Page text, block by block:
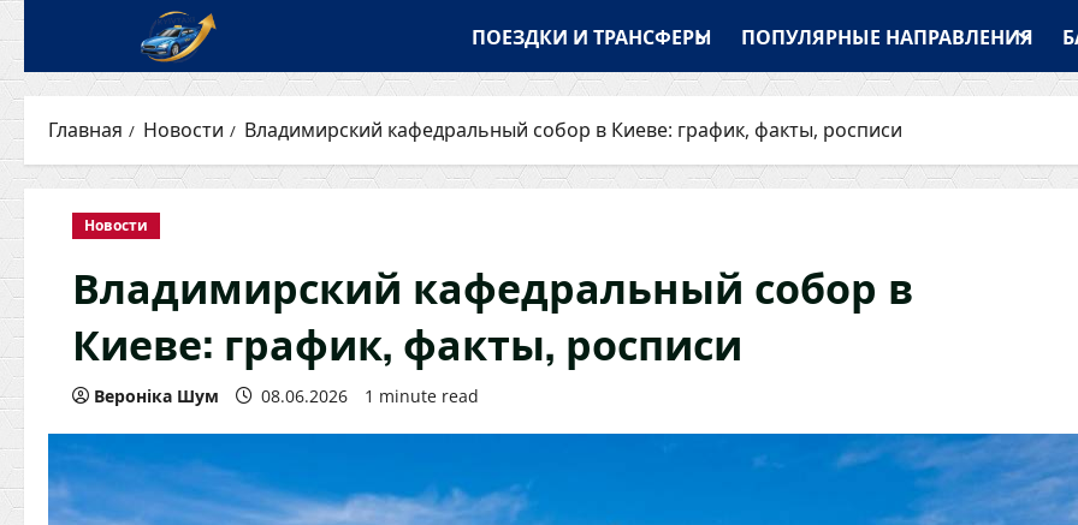
Перейти
к
содержимому
ПОЕЗДКИ И ТРАНСФЕРЫ ПОПУЛЯРНЫЕ НАПРАВЛЕНИЯ
Главная Новости Владимирский кафедральный собор в Киеве: график, факты, росписи
Новости
Владимирский кафедральный собор в
Киеве: график, факты, росписи
Вероніка Шум 08.06.2026 1 minute read